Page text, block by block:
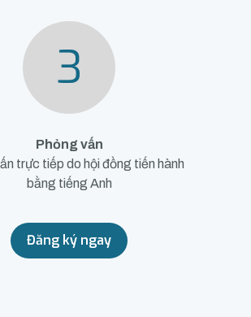
3
Phỏng vấn
trực tiếp do hội đồng tiến hành
bằng tiếng Anh
Đăng ký ngay